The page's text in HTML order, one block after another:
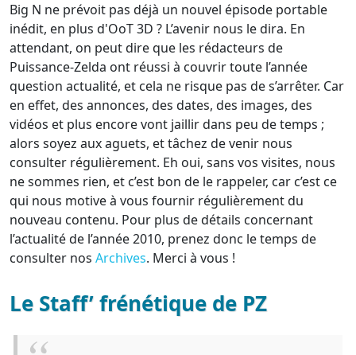
Big N ne prévoit pas déjà un nouvel épisode portable
inédit, en plus d'OoT 3D ? L’avenir nous le dira. En
attendant, on peut dire que les rédacteurs de
Puissance-Zelda ont réussi à couvrir toute l’année
question actualité, et cela ne risque pas de s’arrêter. Car
en effet, des annonces, des dates, des images, des
vidéos et plus encore vont jaillir dans peu de temps ;
alors soyez aux aguets, et tâchez de venir nous
consulter régulièrement. Eh oui, sans vos visites, nous
ne sommes rien, et c’est bon de le rappeler, car c’est ce
qui nous motive à vous fournir régulièrement du
nouveau contenu. Pour plus de détails concernant
l’actualité de l’année 2010, prenez donc le temps de
consulter nos Archives. Merci à vous !
Le Staff’ frénétique de PZ